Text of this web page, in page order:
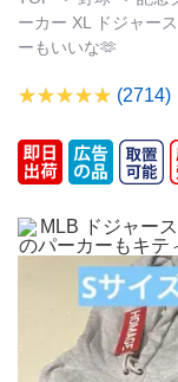
ーカー XL ドジャー
ーもいいな🫶
(2714)